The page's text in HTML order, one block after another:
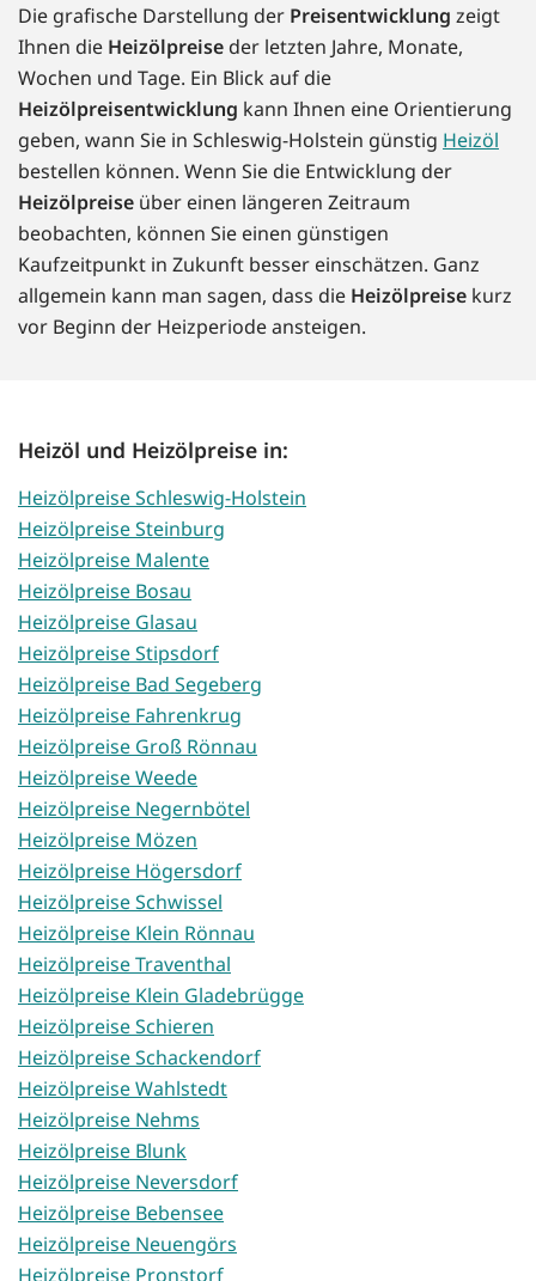
Die grafische Darstellung der Preisentwicklung zeigt
Ihnen die Heizölpreise der letzten Jahre, Monate,
Wochen und Tage. Ein Blick auf die
Heizölpreisentwicklung kann Ihnen eine Orientierung
geben, wann Sie in Schleswig-Holstein günstig Heizöl
bestellen können. Wenn Sie die Entwicklung der
Heizölpreise über einen längeren Zeitraum
beobachten, können Sie einen günstigen
Kaufzeitpunkt in Zukunft besser einschätzen. Ganz
allgemein kann man sagen, dass die Heizölpreise kurz
vor Beginn der Heizperiode ansteigen.
Heizöl und Heizölpreise in:
Heizölpreise Schleswig-Holstein
Heizölpreise Steinburg
Heizölpreise Malente
Heizölpreise Bosau
Heizölpreise Glasau
Heizölpreise Stipsdorf
Heizölpreise Bad Segeberg
Heizölpreise Fahrenkrug
Heizölpreise Groß Rönnau
Heizölpreise Weede
Heizölpreise Negernbötel
Heizölpreise Mözen
Heizölpreise Högersdorf
Heizölpreise Schwissel
Heizölpreise Klein Rönnau
Heizölpreise Traventhal
Heizölpreise Klein Gladebrügge
Heizölpreise Schieren
Heizölpreise Schackendorf
Heizölpreise Wahlstedt
Heizölpreise Nehms
Heizölpreise Blunk
Heizölpreise Neversdorf
Heizölpreise Bebensee
Heizölpreise Neuengörs
Heizölpreise Pronstorf